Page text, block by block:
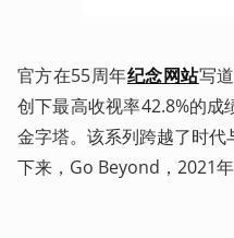
官方在55周年纪念网站写
创下最高收视率42.8%的
金字塔。该系列跨越了时
下来，Go Beyond，2021